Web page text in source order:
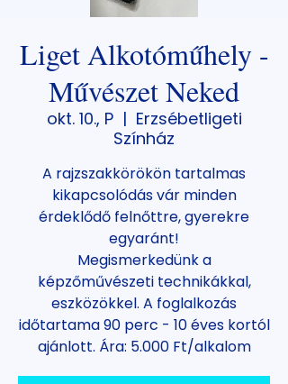
Liget Alkotóműhely -
Művészet Neked
okt. 10., P
  |
Erzsébetligeti
Színház
A rajzszakkörökön tartalmas
kikapcsolódás vár minden
érdeklődő felnőttre, gyerekre
egyaránt!
Megismerkedünk a
képzőművészeti technikákkal,
eszközökkel. A foglalkozás
időtartama 90 perc - 10 éves kortól
ajánlott. Ára: 5.000 Ft/alkalom